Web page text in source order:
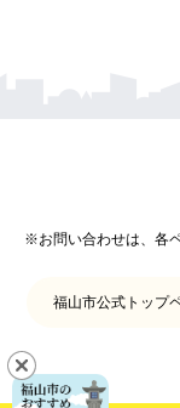
※お問い合わせは、各
福山市公式トップ